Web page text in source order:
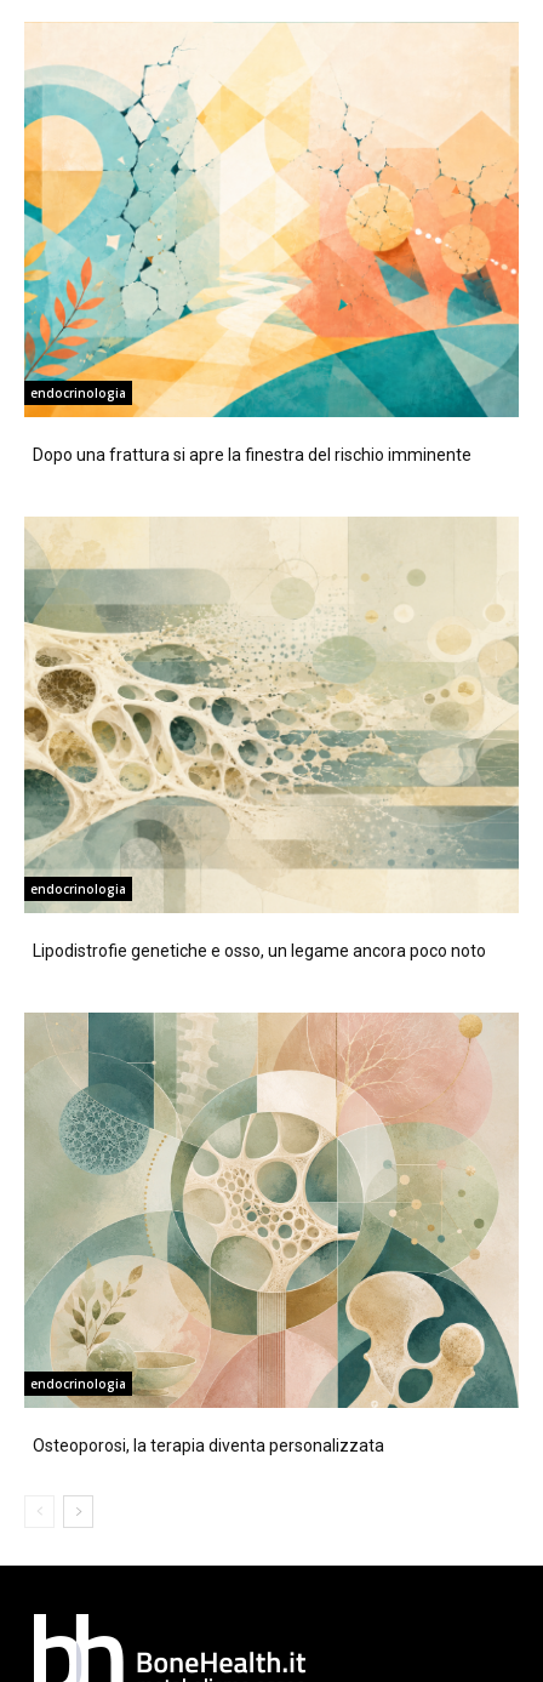
endocrinologia
Dopo una frattura si apre la finestra del rischio imminente
endocrinologia
Lipodistrofie genetiche e osso, un legame ancora poco noto
endocrinologia
Osteoporosi, la terapia diventa personalizzata